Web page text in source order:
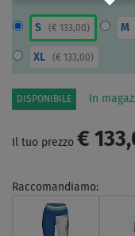
S ( € 133,00) M
XL ( € 133,00)
DISPONIBILE In
Il tuo prezzo €
Raccomandiamo: